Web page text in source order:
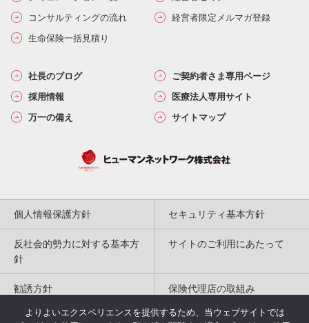
コンサルティングの流れ
経営者限定メルマガ登録
生命保険一括見積り
社長のブログ
ご契約者さま専用ページ
採用情報
医療法人専用サイト
万一の備え
サイトマップ
個人情報保護方針 セキュリティ基本方針
反社会的勢力に対する基本方
針
サイトのご利用にあたって
勧誘方針 保険代理店の取組み
特定商取引法に基づく表記
よりよいエクスペリエンスを提供するため、当ウェブサイトでは